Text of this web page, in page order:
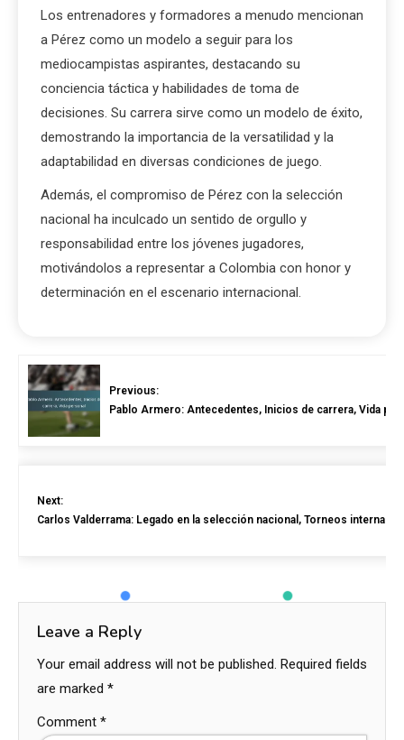
Los entrenadores y formadores a menudo mencionan
a Pérez como un modelo a seguir para los
mediocampistas aspirantes, destacando su
conciencia táctica y habilidades de toma de
decisiones. Su carrera sirve como un modelo de éxito,
demostrando la importancia de la versatilidad y la
adaptabilidad en diversas condiciones de juego.
Además, el compromiso de Pérez con la selección
nacional ha inculcado un sentido de orgullo y
responsabilidad entre los jóvenes jugadores,
motivándolos a representar a Colombia con honor y
determinación en el escenario internacional.
Previous:
Pablo Armero: Antecedentes, Inicios de carrera, Vida
Next:
Carlos Valderrama: Legado en la selección nacional, Torneos
Leave a Reply
Your email address will not be published. Required fields
are marked *
Comment *